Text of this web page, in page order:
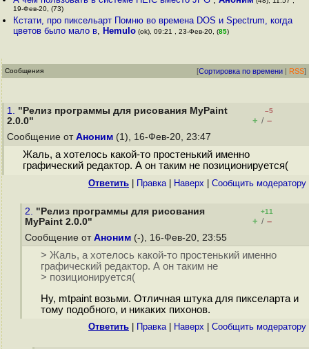
19-Фев-20, (73)
Кстати, про пиксельарт Помню во времена DOS и Spectrum, когда
цветов было мало в, Hemulo (ok), 09:21 , 23-Фев-20, (85)
Сообщения [Сортировка по времени | RSS]
1. "Релиз программы для рисования MyPaint
2.0.0"
–5
+ / –
Сообщение от Аноним (1), 16-Фев-20, 23:47
Жаль, а хотелось какой-то простенький именно
графический редактор. А он таким не позиционируется(
Ответить Правка| Наверх Cообщить модератору
2. "Релиз программы для рисования
MyPaint 2.0.0"
+11
+ / –
Сообщение от Аноним (-), 16-Фев-20, 23:55
> Жаль, а хотелось какой-то простенький именно
графический редактор. А он таким не
> позиционируется(
Ну, mtpaint возьми. Отличная штука для пикселарта и
тому подобного, и никаких пихонов.
Ответить Правка| Наверх Cообщить модератору